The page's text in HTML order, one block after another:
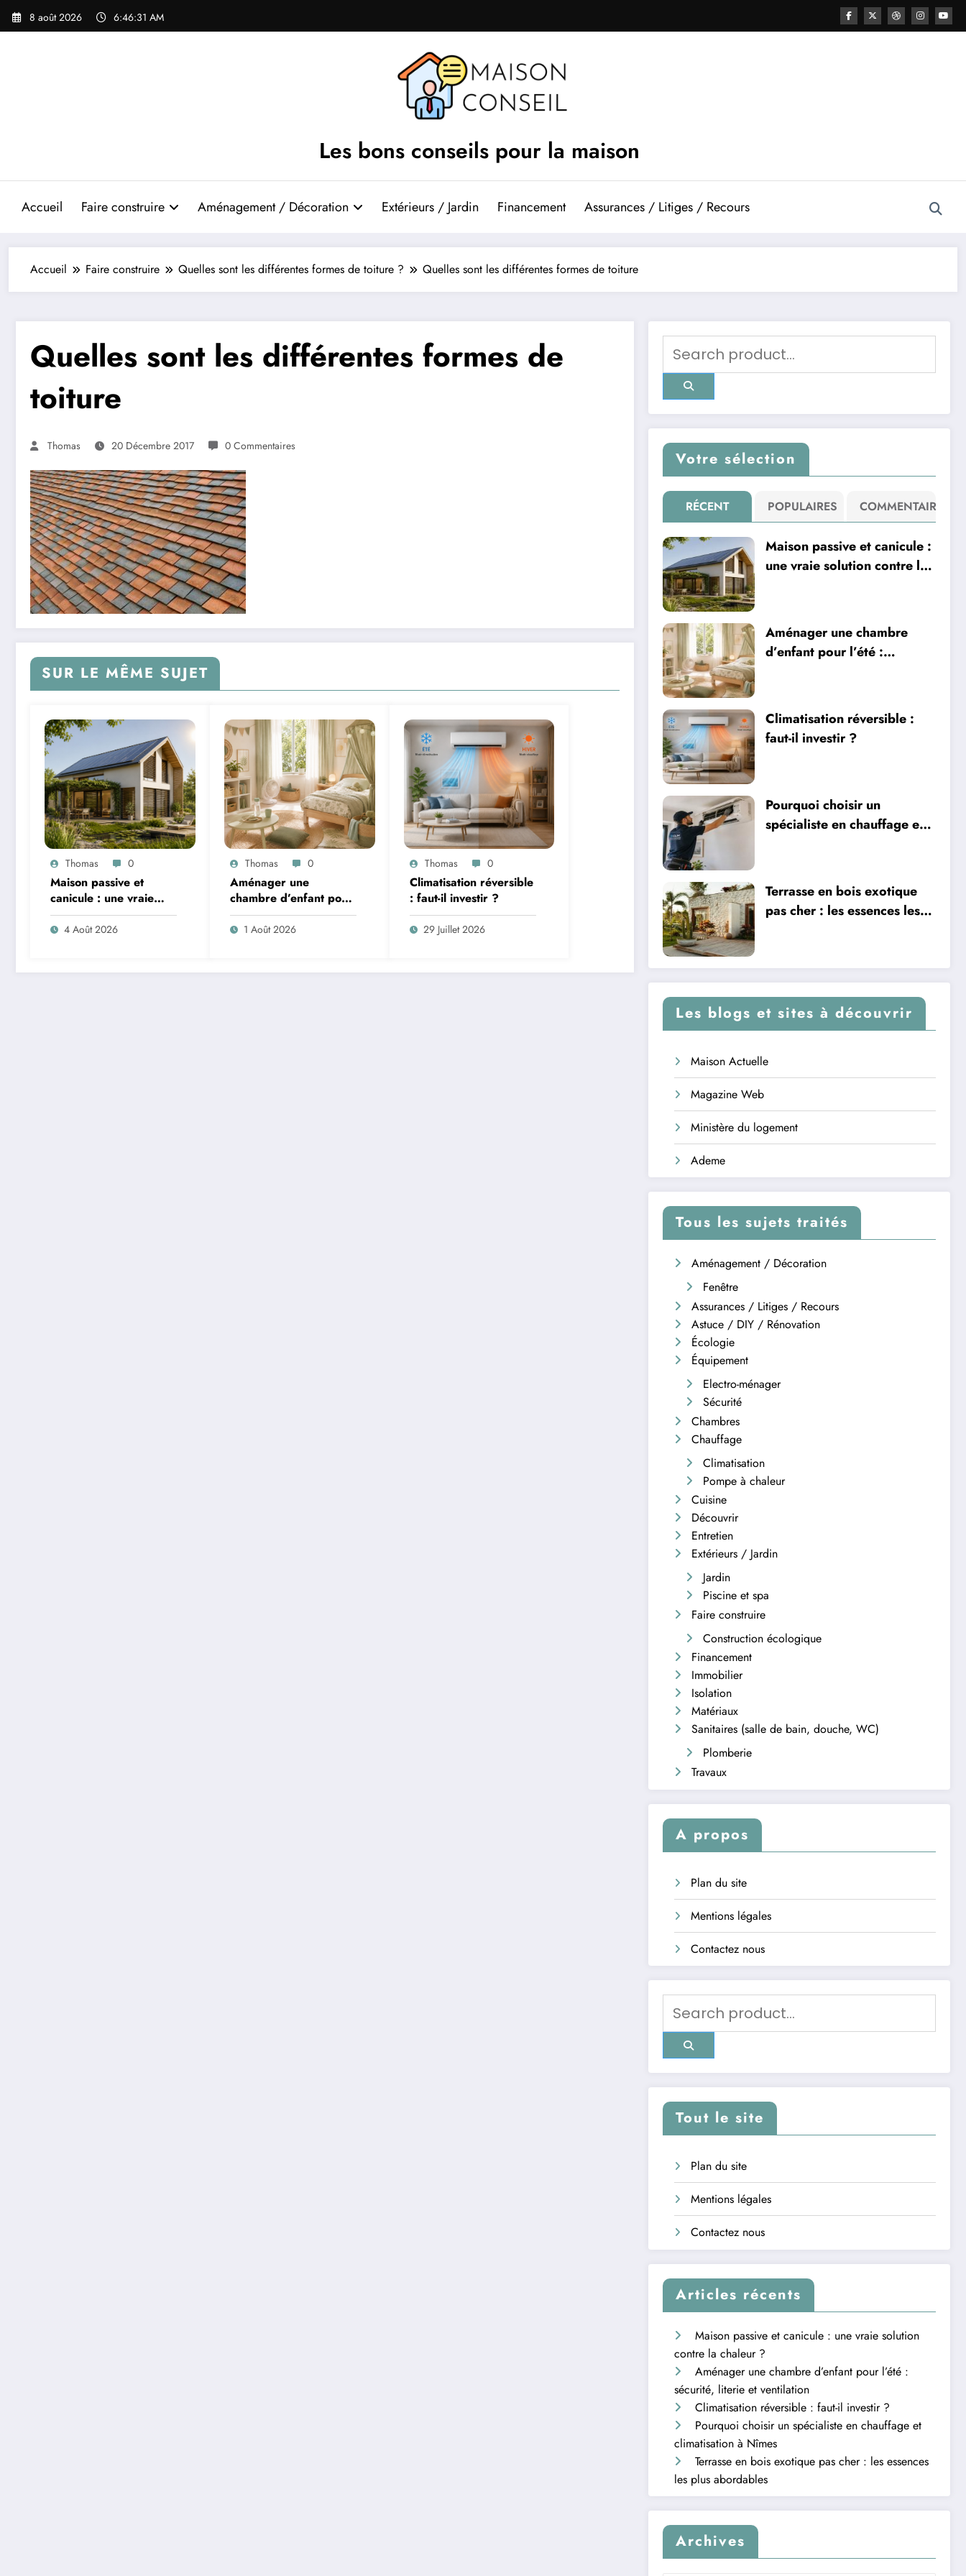
Aller
8 août 2026 6:46:32 AM
Les bons conseils pour la maison
Accueil Faire construire Aménagement / Décoration Extérieurs / Jardin Financement Assurances / Litiges / Recours
Accueil Faire construire Quelles sont les différentes formes de toiture ? Quelles sont les différentes formes de toiture
Quelles sont les différentes formes de
toiture
Thomas 20 Décembre 2017 0 Commentaires
SUR LE MÊME SUJET
Thomas 0
Maison passive et
canicule : une vraie
solution contre la
chaleur ?
4 Août 2026
Thomas 0
Aménager une
chambre d’enfant pour
l’été : sécurité, literie et
ventilation
1 Août 2026
Thomas 0
Climatisation réversible
: faut-il investir ?
29 Juillet 2026
Votre sélection
RÉCENT POPULAIRES COMMENTAIRE
Maison passive et canicule :
une vraie solution contre la
Aménager une chambre
d’enfant pour l’été :
Climatisation réversible :
faut-il investir ?
Pourquoi choisir un
spécialiste en chauffage et
Terrasse en bois exotique
pas cher : les essences les
Les blogs et sites à découvrir
Maison Actuelle
Magazine Web
Ministère du logement
Ademe
Tous les sujets traités
Aménagement / Décoration
Fenêtre
Assurances / Litiges / Recours
Astuce / DIY / Rénovation
Écologie
Équipement
Electro-ménager
Sécurité
Chambres
Chauffage
Climatisation
Pompe à chaleur
Cuisine
Découvrir
Entretien
Extérieurs / Jardin
Jardin
Piscine et spa
Faire construire
Construction écologique
Financement
Immobilier
Isolation
Matériaux
Sanitaires (salle de bain, douche, WC)
Plomberie
Travaux
A propos
Plan du site
Mentions légales
Contactez nous
Tout le site
Plan du site
Mentions légales
Contactez nous
Articles récents
Maison passive et canicule : une vraie solution
contre la chaleur ?
Aménager une chambre d’enfant pour l’été :
sécurité, literie et ventilation
Climatisation réversible : faut-il investir ?
Pourquoi choisir un spécialiste en chauffage et
climatisation à Nîmes
Terrasse en bois exotique pas cher : les essences
les plus abordables
Archives